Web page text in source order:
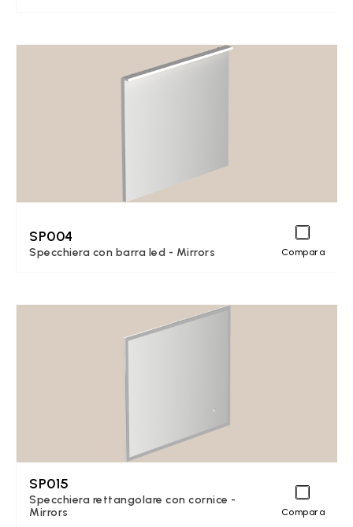
SP004
Specchiera con barra led - Mirrors Compara
SP015
Specchiera rettangolare con cornice -
Mirrors
Compara